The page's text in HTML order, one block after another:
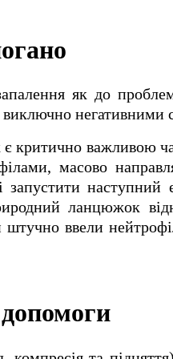
як до
виключно
є критично важливою
масово
наступний
ланцюжок
штучно ввели